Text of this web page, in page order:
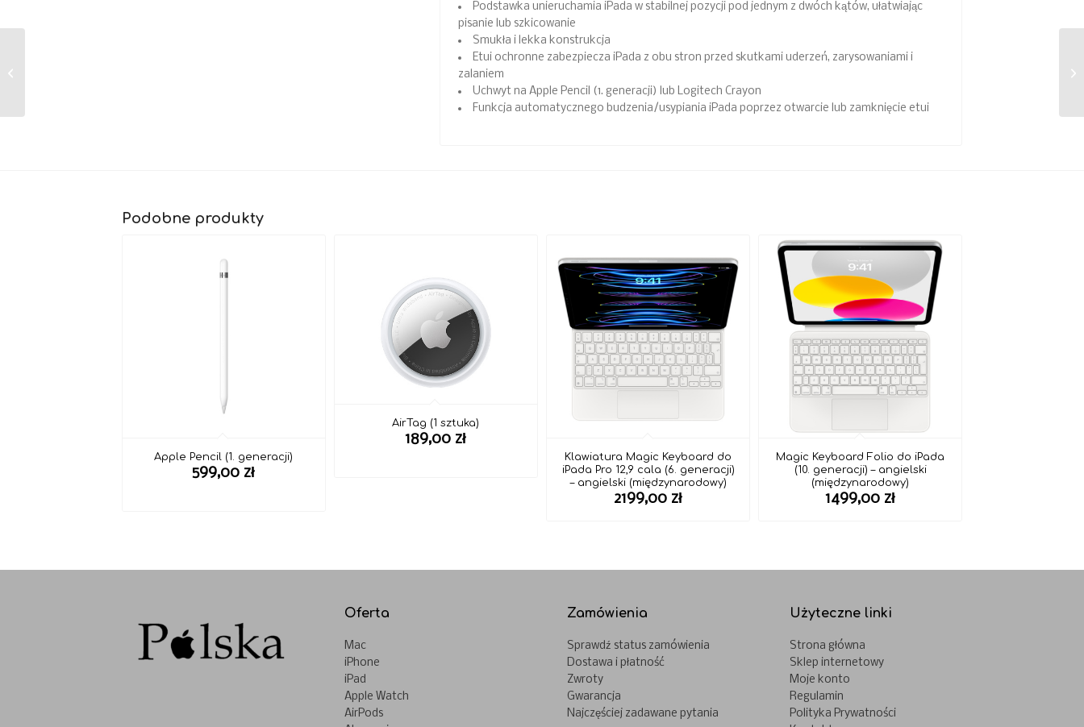
Podstawka unieruchamia iPada w stabilnej pozycji pod jednym z dwóch kątów, ułatwiając
pisanie lub szkicowanie
Smukła i lekka konstrukcja
Etui ochronne zabezpiecza iPada z obu stron przed skutkami uderzeń, zarysowaniami i
zalaniem
Uchwyt na Apple Pencil (1. generacji) lub Logitech Crayon
Funkcja automatycznego budzenia/usypiania iPada poprzez otwarcie lub zamknięcie etui
Podobne produkty
Apple Pencil (1. generacji)
599,00 zł
AirTag (1 sztuka)
189,00 zł
Klawiatura Magic Keyboard do
iPada Pro 12,9 cala (6. generacji)
– angielski (międzynarodowy)
2199,00 zł
Magic Keyboard Folio do iPada
(10. generacji) – angielski
(międzynarodowy)
1499,00 zł
Oferta
Mac
iPhone
iPad
Apple Watch
AirPods
Zamówienia
Sprawdź status zamówienia
Dostawa i płatność
Zwroty
Gwarancja
Najczęściej zadawane pytania
Użyteczne linki
Strona główna
Sklep internetowy
Moje konto
Regulamin
Polityka Prywatności